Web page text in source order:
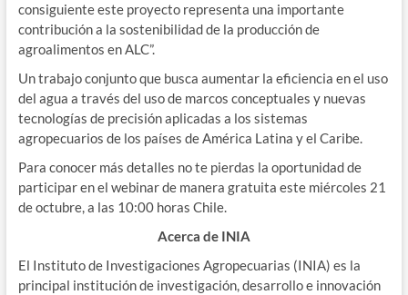
consiguiente este proyecto representa una importante
contribución a la sostenibilidad de la producción de
agroalimentos en ALC”.
Un trabajo conjunto que busca aumentar la eficiencia en el uso
del agua a través del uso de marcos conceptuales y nuevas
tecnologías de precisión aplicadas a los sistemas
agropecuarios de los países de América Latina y el Caribe.
Para conocer más detalles no te pierdas la oportunidad de
participar en el webinar de manera gratuita este miércoles 21
de octubre, a las 10:00 horas Chile.
Acerca de INIA
El Instituto de Investigaciones Agropecuarias (INIA) es la
principal institución de investigación, desarrollo e innovación